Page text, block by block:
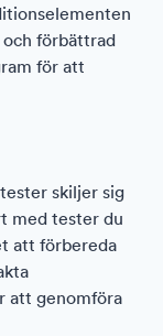
förbättrad
för att
skiljer sig
med tester du
att förbereda
att genomföra